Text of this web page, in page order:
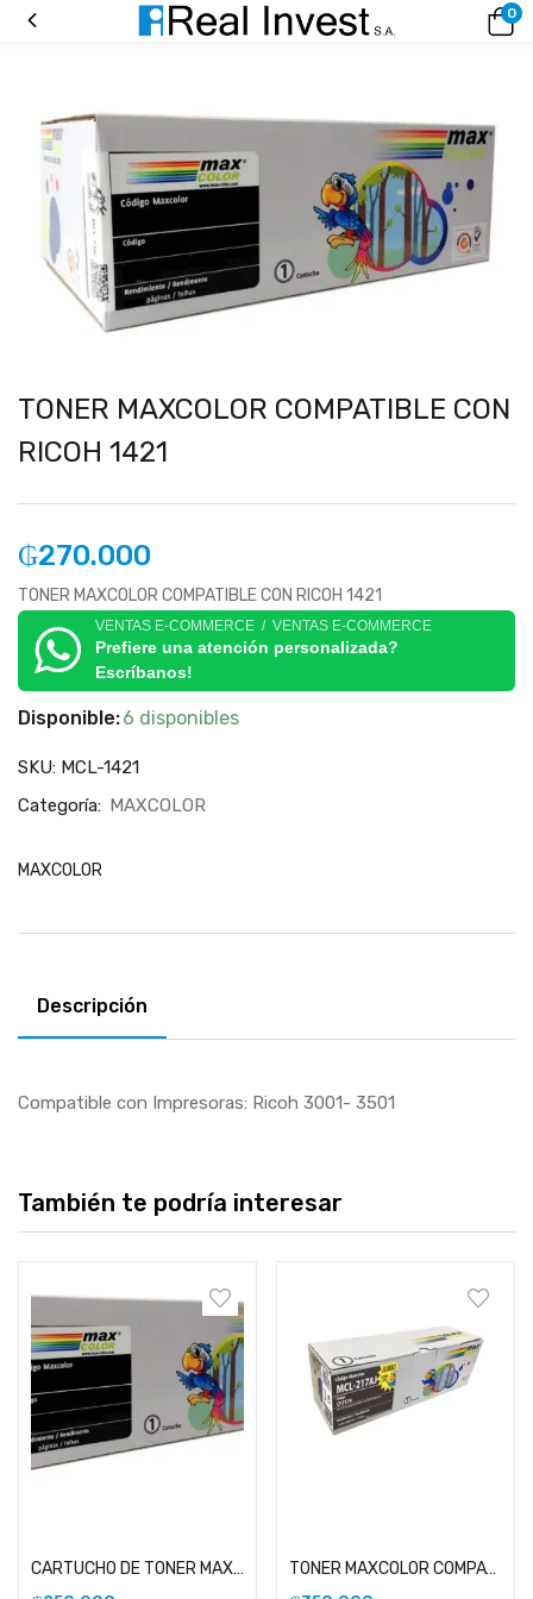
0
TONER MAXCOLOR COMPATIBLE CON
RICOH 1421
₲270.000
TONER MAXCOLOR COMPATIBLE CON RICOH 1421
VENTAS E-COMMERCE / VENTAS E-COMMERCE
Prefiere una atención personalizada?
Escríbanos!
Disponible:6 disponibles
SKU: MCL-1421
Categoría: MAXCOLOR
MAXCOLOR
Descripción
Compatible con Impresoras: Ricoh 3001- 3501
También te podría interesar
CARTUCHO DE TONER MAXCOLOR COMPATIBLE CON SAMSUNG 108
TONER MAXCOLOR COMPATIBLE CON HP 17A JUMBO